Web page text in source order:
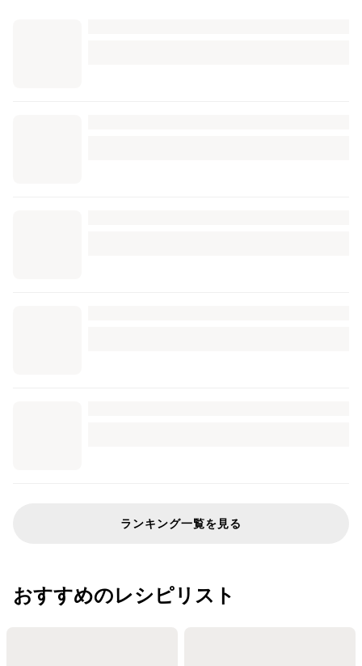
ランキング一覧を見る
おすすめのレシピリスト